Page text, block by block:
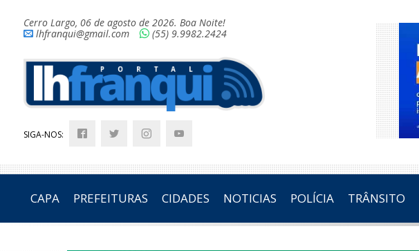
Cerro Largo, 06 de agosto de 2026. Boa Noite!
lhfranqui@gmail.com
(55) 9.9982.2424
SIGA-NOS:
CAPA PREFEITURAS CIDADES NOTICIAS POLÍCIA TRÂNSITO